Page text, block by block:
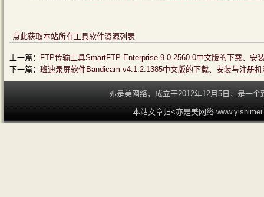
点此获取本站所有工具软件资源列表
上一篇：
FTP传输工具SmartFTP Enterprise 9.0.2560.0中文版的下载、安
下一篇： 班迪录屏软件Bandicam v4.1.2.1385中文版的下载、安装与注册
亦是美网络，成立于2012年12月5日，是一
本站文章归<亦是美网络